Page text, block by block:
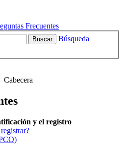
Frecuentes
Buscar
Búsqueda
y el registro